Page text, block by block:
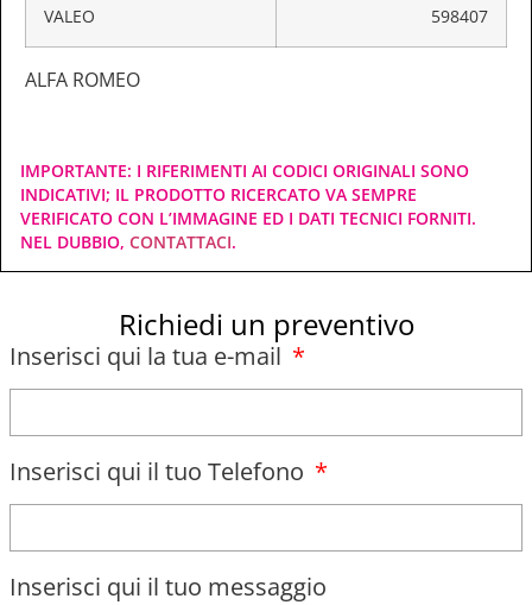
VALEO 598407
ALFA ROMEO
IMPORTANTE: I RIFERIMENTI AI CODICI ORIGINALI SONO
INDICATIVI; IL PRODOTTO RICERCATO VA SEMPRE
VERIFICATO CON L’IMMAGINE ED I DATI TECNICI FORNITI.
NEL DUBBIO, CONTATTACI.
Richiedi un preventivo
Inserisci qui la tua e-mail
Inserisci qui il tuo Telefono
Inserisci qui il tuo messaggio